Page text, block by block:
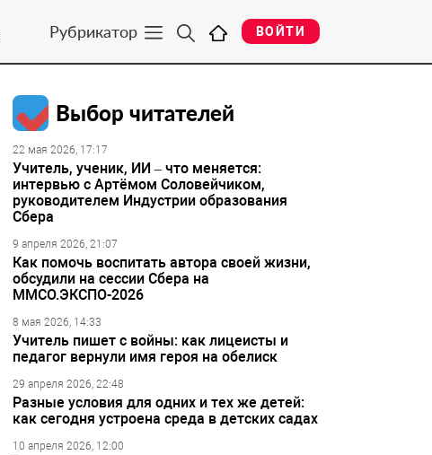
Рубрикатор ВОЙТИ
Выбор читателей
22 мая 2026, 17:17
Учитель, ученик, ИИ – что меняется:
интервью с Артёмом Соловейчиком,
руководителем Индустрии образования
Сбера
9 апреля 2026, 21:07
Как помочь воспитать автора своей жизни,
обсудили на сессии Сбера на
ММСО.ЭКСПО-2026
8 мая 2026, 14:33
Учитель пишет с войны: как лицеисты и
педагог вернули имя героя на обелиск
29 апреля 2026, 22:48
Разные условия для одних и тех же детей:
как сегодня устроена среда в детских садах
10 апреля 2026, 12:00